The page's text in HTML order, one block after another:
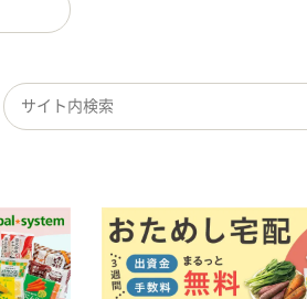
検索キーワード入力